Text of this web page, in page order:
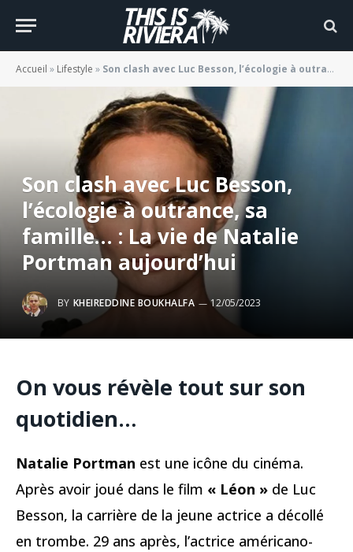
Accueil » Lifestyle » Son clash avec Luc Besson, l’écologie à outrance, sa famille… : La vie de Natalie Portman aujourd’hui
Son clash avec Luc Besson,
l’écologie à outrance, sa
famille… : La vie de Natalie
Portman aujourd’hui
BY KHEIREDDINE BOUKHALFA 12/05/2023
On vous révèle tout sur son
quotidien…
Natalie Portman est une icône du cinéma.
Après avoir joué dans le film « Léon » de Luc
Besson, la carrière de la jeune actrice a décollé
en trombe. 29 ans après, l’actrice américano-